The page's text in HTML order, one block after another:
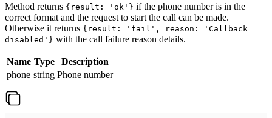
Method returns {result: 'ok'} if the phone number is in the
correct format and the request to start the call can be made.
Otherwise it returns {result: 'fail', reason: 'Callback
disabled'} with the call failure reason details.
Name Type
Description
phone string Phone number